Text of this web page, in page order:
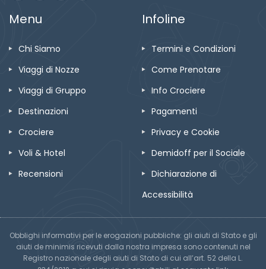
Menu
Chi Siamo
Viaggi di Nozze
Viaggi di Gruppo
Destinazioni
Crociere
Voli & Hotel
Recensioni
Infoline
Termini e Condizioni
Come Prenotare
Info Crociere
Pagamenti
Privacy e Cookie
Demidoff per il Sociale
Dichiarazione di
Accessibilità
Obblighi informativi per le erogazioni pubbliche: gli aiuti di Stato e gli
aiuti de minimis ricevuti dalla nostra impresa sono contenuti nel
Registro nazionale degli aiuti di Stato di cui all’art. 52 della L.